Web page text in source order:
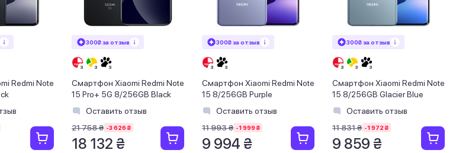
Redmi Note
300₴ за отзыв
Смартфон Xiaomi Redmi Note
15 Pro+ 5G 8/256GB Black
Оставить отзыв
21 758 ₴ -3 626 ₴
18 132 ₴
300₴ за отзыв
Смартфон Xiaomi Redmi Note
15 8/256GB Purple
Оставить отзыв
11 993 ₴ -1 999 ₴
9 994 ₴
300₴ за отзыв
Смартфон Xiaomi Redmi Note
15 8/256GB Glacier Blue
Оставить отзыв
11 831 ₴ -1 972 ₴
9 859 ₴